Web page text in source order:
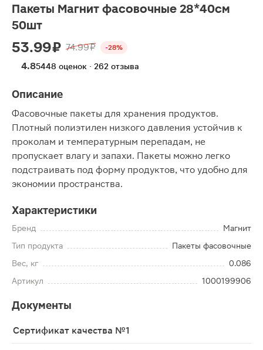
Пакеты Магнит фасовочные 28*40см
50шт
53.99 ₽ 74.99 ₽ -28%
4.85448 оценок · 262 отзыва
Описание
Фасовочные пакеты для хранения продуктов.
Плотный полиэтилен низкого давления устойчив к
проколам и температурным перепадам, не
пропускает влагу и запахи. Пакеты можно легко
подстраивать под форму продуктов, что удобно для
экономии пространства.
Характеристики
Бренд
Магнит
Тип продукта
Пакеты фасовочные
Вес, кг
0.086
Артикул
1000199906
Документы
Сертификат качества №1